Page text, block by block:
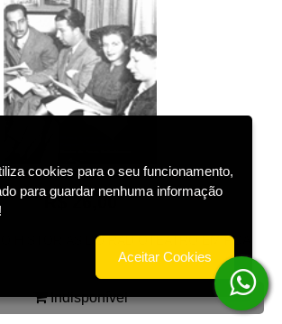
R$ 26,00
HISTÓRIAS DO RADIOTEATRO EM POA
Indisponível
cookies para o seu funcionamento,
para guardar nenhuma informação
Aceitar Cookies